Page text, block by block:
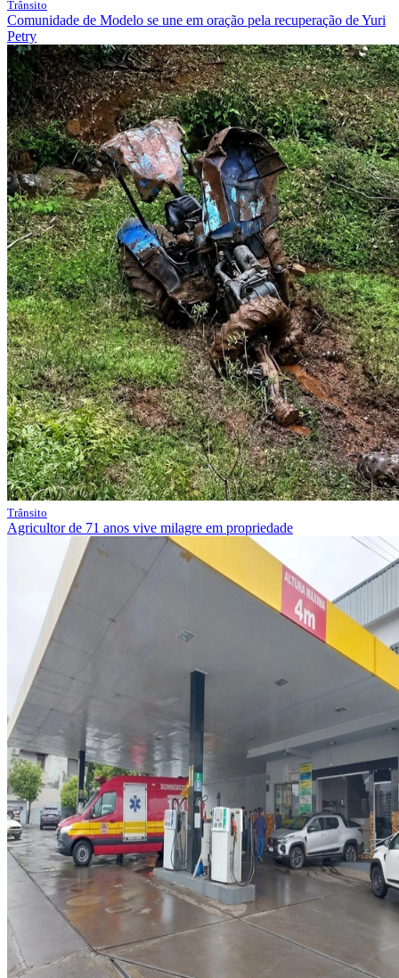
Trânsito
Comunidade de Modelo se une em oração pela recuperação de Yuri
Petry
Trânsito
Agricultor de 71 anos vive milagre em propriedade